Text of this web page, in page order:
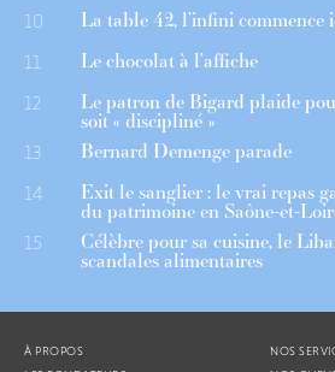
10 La table 42, l’infini commence
11 Le chocolat à l’affiche
12 Le patron de Bigard plaide
soit « discipliné »
13 Bernard Demenge parade
14 Exit le sanglier : le vrai repas
du patrimoine en Saône-et-
15 Célèbre pour sa cuisine, le
scandales alimentaires
À PROPOS
NOS